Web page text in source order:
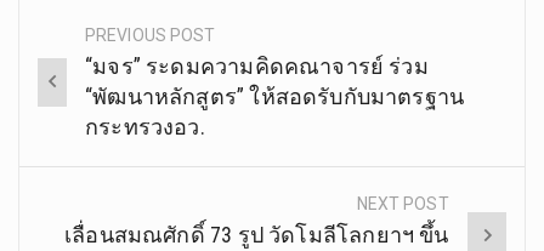
Post
navigation
PREVIOUS POST
“มจร” ระดมความคิดคณาจารย์ ร่วม
“พัฒนาหลักสูตร” ให้สอดรับกับมาตรฐาน
กระทรวงอว.
NEXT POST
เลื่อนสมณศักดิ์ 73 รูป วัดโมลีโลกยาฯ ขึ้น